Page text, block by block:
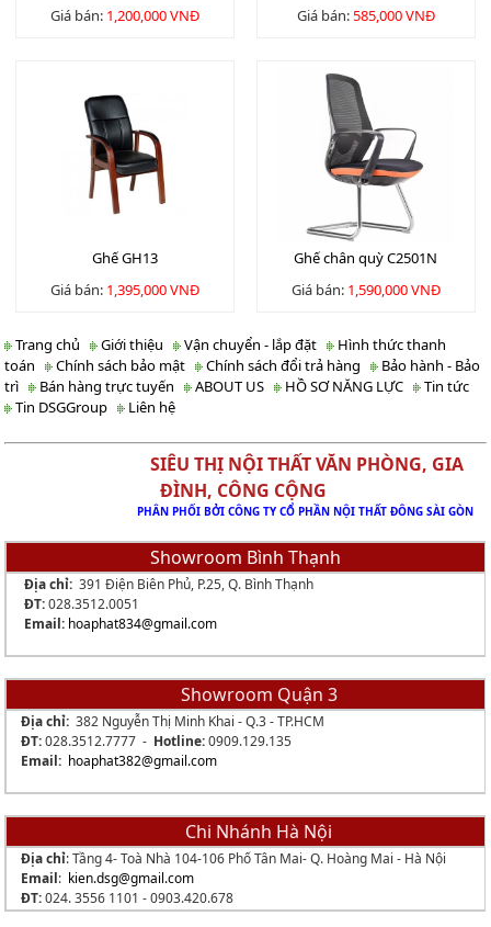
Giá bán: 1,200,000 VNĐ
Giá bán:585,000 VNĐ
Ghế GH13
Giá bán: 1,395,000 VNĐ
Ghế chân quỳ C2501N
Giá bán: 1,590,000 VNĐ
Trang chủ Giới thiệu Vận chuyển - lắp đặt
Hình thức thanh
toán
Chính sách bảo mật Chính sách đổi trả hàng
Bảo hành - Bảo
trì
Bán hàng trực tuyến ABOUT US HỒ SƠ NĂNG LỰC
Tin tức
Tin DSGGroup
Liên hệ
SIÊU THỊ NỘI THẤT VĂN PHÒNG, GIA
ĐÌNH, CÔNG CỘNG
PHÂN PHỐI BỞI CÔNG TY CỔ PHẦN NỘI THẤT ĐÔNG SÀI GÒN
Showroom Bình Thạnh
Địa chỉ:391 Điện Biên Phủ, P.25, Q. Bình Thạnh
ĐT:028.3512.0051
Email: hoaphat834@gmail.com
Showroom Quận 3
Địa chỉ:382 Nguyễn Thị Minh Khai - Q.3 - TP.HCM
ĐT:028.3512.7777 - Hotline:0909.129.135
Email: hoaphat382@gmail.com
Chi Nhánh Hà Nội
Địa chỉ: Tầng 4- Toà Nhà 104-106 Phố Tân Mai- Q. Hoàng Mai - Hà Nội
Email: kien.dsg@gmail.com
ĐT:024. 3556 1101 - 0903.420.678